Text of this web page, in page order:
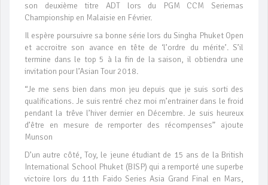
son deuxième titre ADT lors du PGM CCM Seriemas
Championship en Malaisie en Février.
Il espère poursuivre sa bonne série lors du Singha Phuket Open
et accroitre son avance en tête de ‘l’ordre du mérite’. S’il
termine dans le top 5 à la fin de la saison, il obtiendra une
invitation pour l’Asian Tour 2018.
“Je me sens bien dans mon jeu depuis que je suis sorti des
qualifications. Je suis rentré chez moi m’entrainer dans le froid
pendant la trêve l’hiver dernier en Décembre. Je suis heureux
d’être en mesure de remporter des récompenses” ajoute
Munson
D’un autre côté, Toy, le jeune étudiant de 15 ans de la British
International School Phuket (BISP) qui a remporté une superbe
victoire lors du 11th Faido Series Asia Grand Final en Mars,